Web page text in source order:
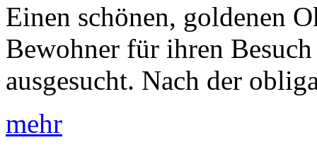
Einen schönen, goldenen
Bewohner für ihren
ausgesucht. Nach der
mehr